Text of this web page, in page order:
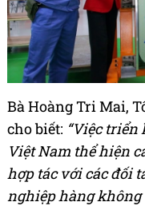
Bà Hoàng Tri Mai,
cho biết: “Việc
Việt Nam thể hiện
hợp tác với các đối
nghiệp hàng